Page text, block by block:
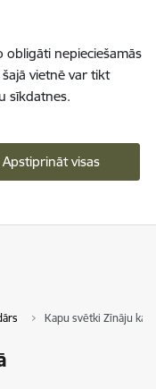
obligāti nepieciešamās
vietnē var tikt
sīkdatnes.
Apstiprināt visas
Kapu svētki Zīnāju